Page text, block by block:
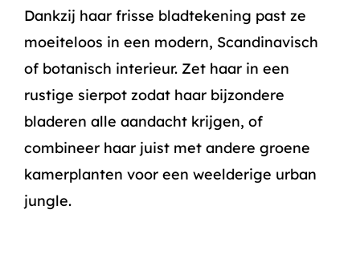
Dankzij haar frisse bladtekening past ze
moeiteloos in een modern, Scandinavisch
of botanisch interieur. Zet haar in een
rustige sierpot zodat haar bijzondere
bladeren alle aandacht krijgen, of
combineer haar juist met andere groene
kamerplanten voor een weelderige urban
jungle.